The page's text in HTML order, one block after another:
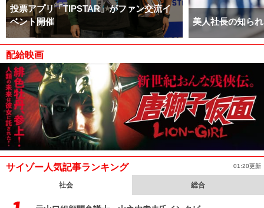
投票アプリ「TIPSTAR」がファン交流イ
ベント開催
美人社長の知ら
配給映画
サイゾー人気記事ランキング 01:20更新
社会 総合